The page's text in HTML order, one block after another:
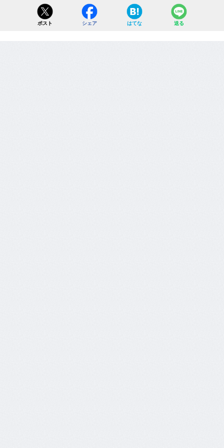
ポスト シェア はてな 送る